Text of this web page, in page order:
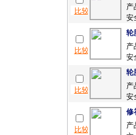
产
安
轮
产
安
轮
产
安
修
产